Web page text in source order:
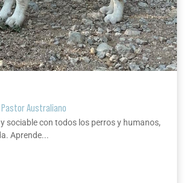
Pastor Australiano
sociable con todos los perros y humanos,
Aprende...